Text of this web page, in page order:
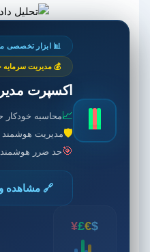
📊 ابزار تخصصی
💰 مدیریت سرمایه
اکسپرت
📈محاسبه خودکار
🛡️ مدیریت هوشمند
🎯حد ضرر هوشمند
🔗 مشاهده و
$
€
£
¥